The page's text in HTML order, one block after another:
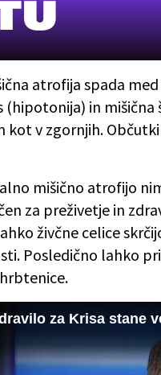
atrofija spada
(hipotonija) in
kot v zgornjih.
mišično atrofijo
za preživetje in
živčne celice
Posledično lahko
za Krisa stane